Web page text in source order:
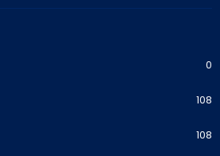
0
108
108